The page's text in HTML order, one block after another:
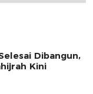
Dibangun,
Kini